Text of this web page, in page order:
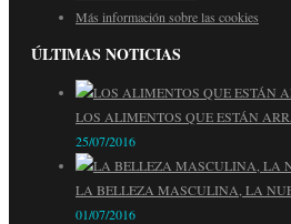
Más información sobre las cookies
ÚLTIMAS NOTICIAS
LOS ALIMENTOS QUE ESTÁN
25/07/2016
LA BELLEZA MASCULINA, LA
01/07/2016